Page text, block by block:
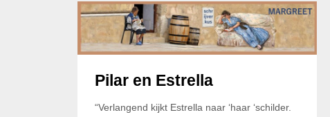
Pilar en Estrella
“Verlangend kijkt Estrella naar ‘haar ‘schilder.